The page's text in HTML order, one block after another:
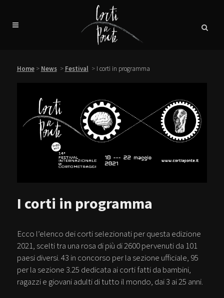
Home> News > Festival > I corti in programma
I corti in programma
Ecco l’elenco dei corti selezionati per questa edizione
2021, scelti tra una rosa di più di 2600 pervenuti da 101
paesi diversi. 43 in concorso per la sezione ufficiale, 95
per la sezione 3.25 dedicata ai corti fatti da bambini,
ragazzi e giovani adulti di tutto il mondo, dai 3 ai 25 anni.